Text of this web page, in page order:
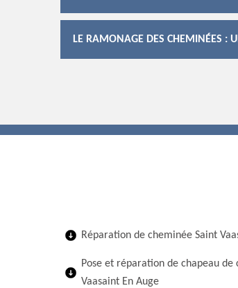
LE RAMONAGE DES CHEMINÉES :
Réparation de cheminée Saint
Pose et réparation de chapeau de
Vaasaint En Auge